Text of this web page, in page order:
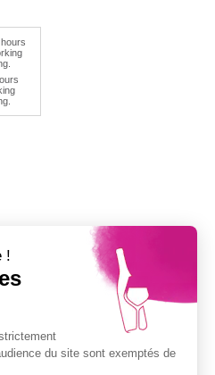
!
du site sont exemptés de